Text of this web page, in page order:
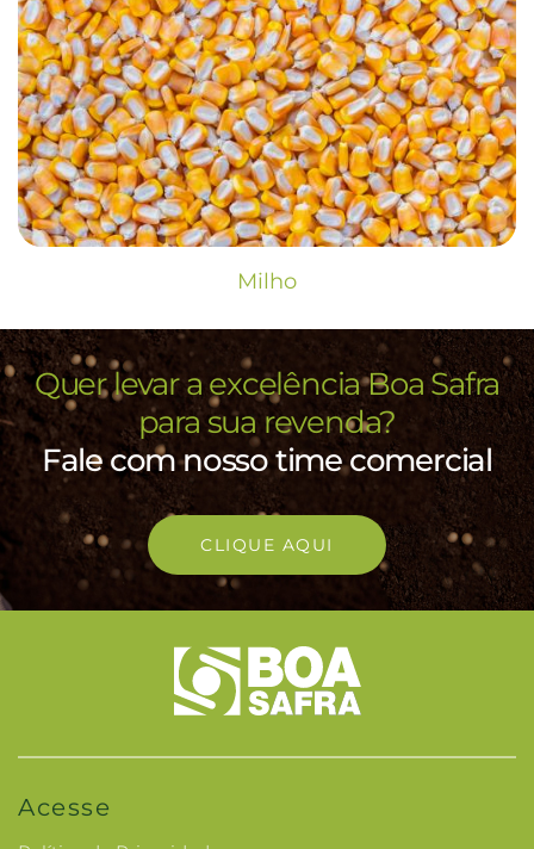
Milho
Quer levar a excelência Boa Safra
para sua revenda?
Fale com nosso time comercial
CLIQUE AQUI
Acesse